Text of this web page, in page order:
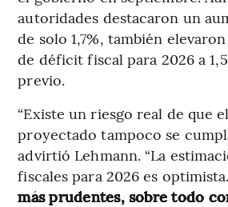
autoridades destacaron un
de solo 1,7%, también
de déficit fiscal para 2026 a
previo.
“Existe un riesgo real de que
proyectado tampoco se
advirtió Lehmann. “La
fiscales para 2026 es optimista.
más prudentes, sobre todo